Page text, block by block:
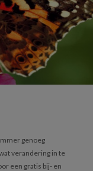
genoeg
verandering in te
een gratis bij- en